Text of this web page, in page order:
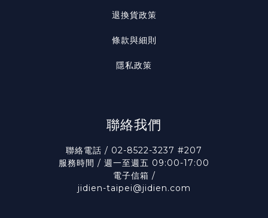
退換貨政策
條款與細則
隱私政策
聯絡我們
聯絡電話 / 02-8522-3237 #207
服務時間 / 週一至週五 09:00-17:00
電子信箱 /
jidien-taipei@jidien.com